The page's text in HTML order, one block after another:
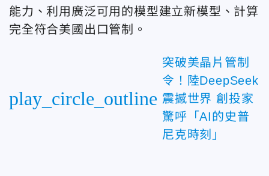
能力、利用廣泛可用的模型建立新模型、計算
完全符合美國出口管制。
play_circle_outline
突破美晶片管制
令！陸DeepSeek
震撼世界 創投家
驚呼「AI的史普
尼克時刻」